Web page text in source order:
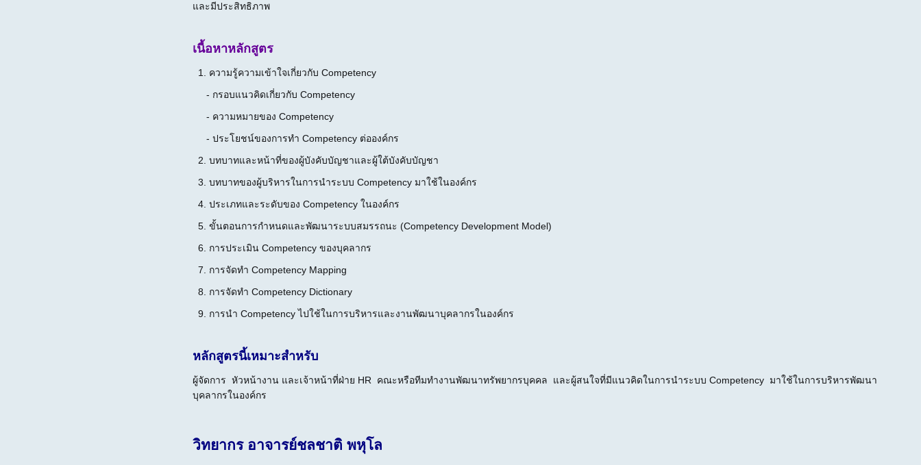
และมีประสิทธิภาพ
เนื้อหาหลักสูตร
1. ความรู้ความเข้าใจเกี่ยวกับ Competency
- กรอบแนวคิดเกี่ยวกับ Competency
- ความหมายของ Competency
- ประโยชน์ของการทำ Competency ต่อองค์กร
2. บทบาทและหน้าที่ของผู้บังคับบัญชาและผู้ใต้บังคับบัญชา
3. บทบาทของผู้บริหารในการนำระบบ Competency มาใช้ในองค์กร
4. ประเภทและระดับของ Competency ในองค์กร
5. ขั้นตอนการกำหนดและพัฒนาระบบสมรรถนะ (Competency Development Model)
6. การประเมิน Competency ของบุคลากร
7. การจัดทำ Competency Mapping
8. การจัดทำ Competency Dictionary
9. การนำ Competency ไปใช้ในการบริหารและงานพัฒนาบุคลากรในองค์กร
หลักสูตรนี้เหมาะสำหรับ
ผู้จัดการ หัวหน้างาน และเจ้าหน้าที่ฝ่าย HR คณะหรือทีมทำงานพัฒนาทรัพยากรบุคคล และผู้สนใจที่มีแนวคิดในการนำระบบ Competency มาใช้ในการบริหารพัฒนา
บุคลากรในองค์กร
วิทยากร อาจารย์ชลชาติ พหุโล